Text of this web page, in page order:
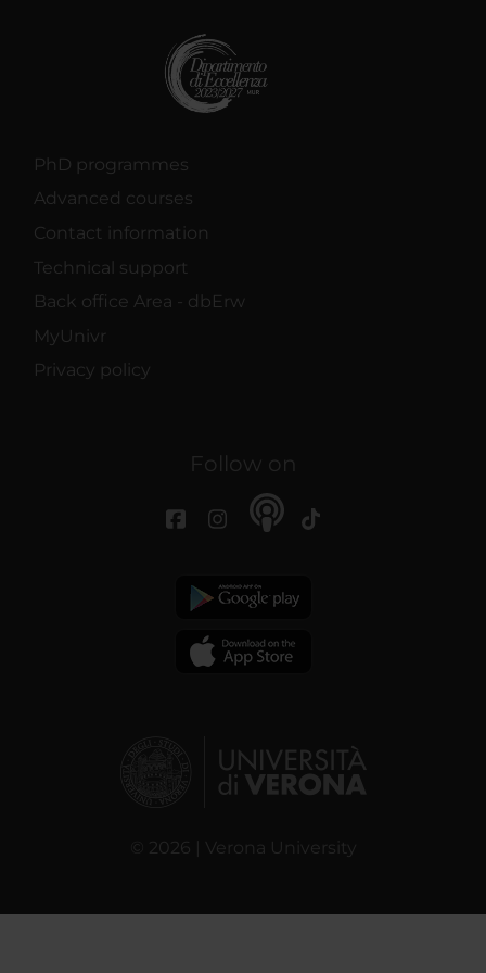
PhD programmes
Advanced courses
Contact information
Technical support
Back office Area - dbErw
MyUnivr
Privacy policy
Follow on
© 2026 | Verona University